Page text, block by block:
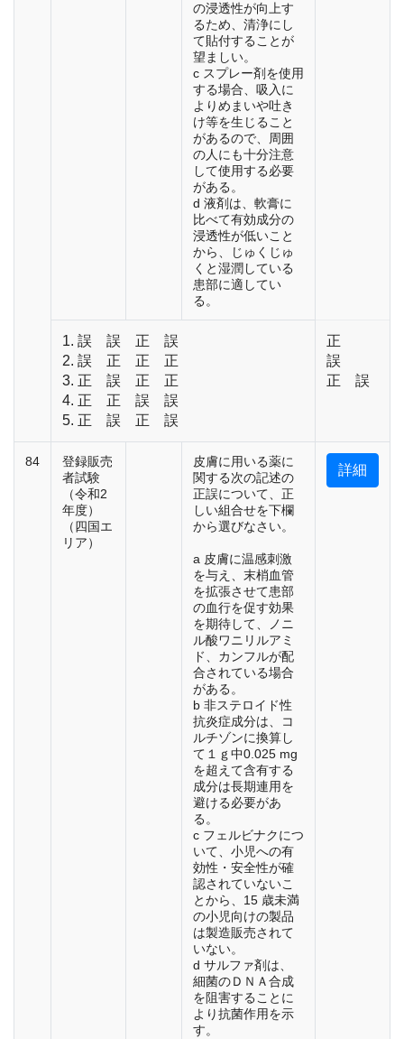
の浸透性が向上す
るため、清浄にし
て貼付することが
望ましい。
c スプレー剤を使用
する場合、吸入に
よりめまいや吐き
け等を生じること
があるので、周囲
の人にも十分注意
して使用する必要
がある。
d 液剤は、軟膏に
比べて有効成分の
浸透性が低いこと
から、じゅくじゅ
くと湿潤している
患部に適してい
る。
1. 誤 誤 正 誤
2. 誤 正 正 正
3. 正 誤 正 正
4. 正 正 誤 誤
5. 正 誤 正 誤
正
誤
正 誤
84
登録販売
者試験
（令和2
年度）
（四国エ
リア）
皮膚に用いる薬に
関する次の記述の
正誤について、正
しい組合せを下欄
から選びなさい。
a 皮膚に温感刺激
を与え、末梢血管
を拡張させて患部
の血行を促す効果
を期待して、ノニ
ル酸ワニリルアミ
ド、カンフルが配
合されている場合
がある。
b 非ステロイド性
抗炎症成分は、コ
ルチゾンに換算し
て１ｇ中0.025 mg
を超えて含有する
成分は長期連用を
避ける必要があ
る。
c フェルビナクにつ
いて、小児への有
効性・安全性が確
認されていないこ
とから、15 歳未満
の小児向けの製品
は製造販売されて
いない。
d サルファ剤は、
細菌のＤＮＡ合成
を阻害することに
より抗菌作用を示
す。
詳細